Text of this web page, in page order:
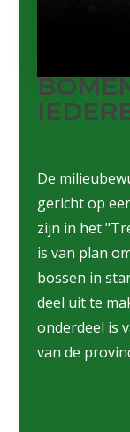
De
gericht op
zijn in het
is van plan
bossen in
deel uit te
onderdeel is
van de